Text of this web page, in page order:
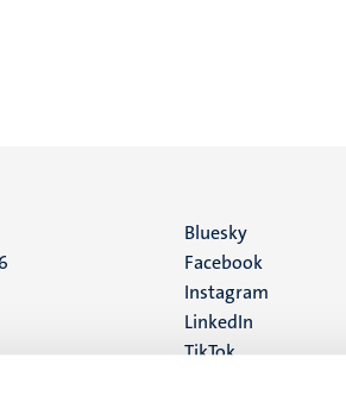
Social
media
Bluesky
Facebook
Instagram
LinkedIn
TikTok